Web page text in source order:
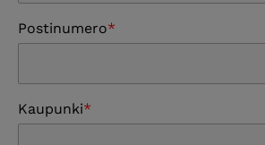
Postinumero
Kaupunki